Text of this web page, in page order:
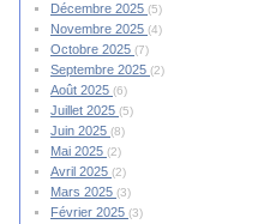
Décembre 2025 (5)
Novembre 2025 (4)
Octobre 2025 (7)
Septembre 2025 (2)
Août 2025 (6)
Juillet 2025 (5)
Juin 2025 (8)
Mai 2025 (2)
Avril 2025 (2)
Mars 2025 (3)
Février 2025 (3)